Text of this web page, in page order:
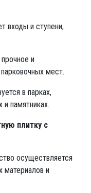
входы и ступени,
и
мест.
в парках,
памятниках.
плитку с
осуществляется
материалов и